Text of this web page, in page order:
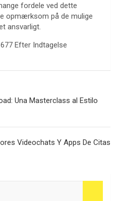
fordele ved dette
opmærksom på de mulige
ansvarligt.
Una Masterclass al Estilo
Videochats Y Apps De Citas